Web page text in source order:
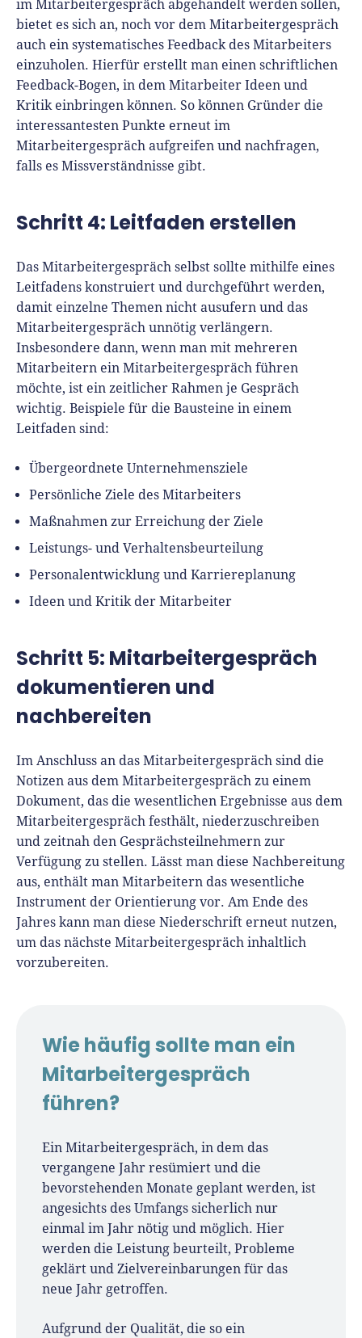
im Mitarbeitergespräch abgehandelt werden sollen,
bietet es sich an, noch vor dem Mitarbeitergespräch
auch ein systematisches Feedback des Mitarbeiters
einzuholen. Hierfür erstellt man einen schriftlichen
Feedback-Bogen, in dem Mitarbeiter Ideen und
Kritik einbringen können. So können Gründer die
interessantesten Punkte erneut im
Mitarbeitergespräch aufgreifen und nachfragen,
falls es Missverständnisse gibt.
Schritt 4: Leitfaden erstellen
Das Mitarbeitergespräch selbst sollte mithilfe eines
Leitfadens konstruiert und durchgeführt werden,
damit einzelne Themen nicht ausufern und das
Mitarbeitergespräch unnötig verlängern.
Insbesondere dann, wenn man mit mehreren
Mitarbeitern ein Mitarbeitergespräch führen
möchte, ist ein zeitlicher Rahmen je Gespräch
wichtig. Beispiele für die Bausteine in einem
Leitfaden sind:
Übergeordnete Unternehmensziele
Persönliche Ziele des Mitarbeiters
Maßnahmen zur Erreichung der Ziele
Leistungs- und Verhaltensbeurteilung
Personalentwicklung und Karriereplanung
Ideen und Kritik der Mitarbeiter
Schritt 5: Mitarbeitergespräch
dokumentieren und
nachbereiten
Im Anschluss an das Mitarbeitergespräch sind die
Notizen aus dem Mitarbeitergespräch zu einem
Dokument, das die wesentlichen Ergebnisse aus dem
Mitarbeitergespräch festhält, niederzuschreiben
und zeitnah den Gesprächsteilnehmern zur
Verfügung zu stellen. Lässt man diese Nachbereitung
aus, enthält man Mitarbeitern das wesentliche
Instrument der Orientierung vor. Am Ende des
Jahres kann man diese Niederschrift erneut nutzen,
um das nächste Mitarbeitergespräch inhaltlich
vorzubereiten.
Wie häufig sollte man ein
Mitarbeitergespräch
führen?
Ein Mitarbeitergespräch, in dem das
vergangene Jahr resümiert und die
bevorstehenden Monate geplant werden, ist
angesichts des Umfangs sicherlich nur
einmal im Jahr nötig und möglich. Hier
werden die Leistung beurteilt, Probleme
geklärt und Zielvereinbarungen für das
neue Jahr getroffen.
Aufgrund der Qualität, die so ein